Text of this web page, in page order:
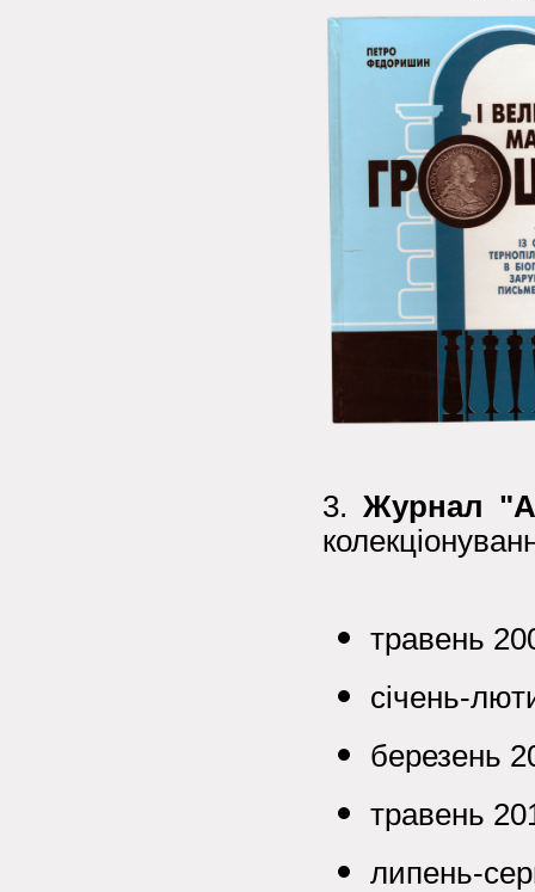
3.Журнал
травень
січень-
березень
травень
липень-